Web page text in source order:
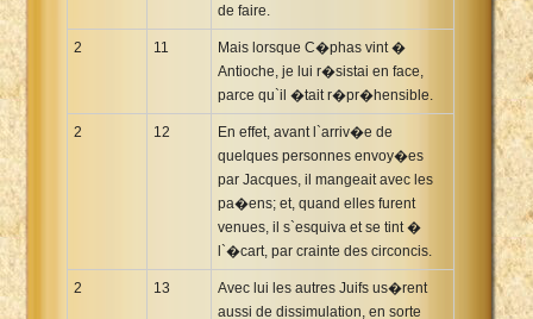
de faire.
2 11
Mais lorsque C�phas vint �
Antioche, je lui r�sistai en face,
parce qu`il �tait r�pr�hensible.
2 12
En effet, avant l`arriv�e de
quelques personnes envoy�es
par Jacques, il mangeait avec les
pa�ens; et, quand elles furent
venues, il s`esquiva et se tint �
l`�cart, par crainte des circoncis.
2 13
Avec lui les autres Juifs us�rent
aussi de dissimulation, en sorte